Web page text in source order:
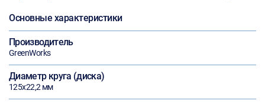
Основные характеристики
Производитель
GreenWorks
Диаметр круга (диска)
125х22,2 мм